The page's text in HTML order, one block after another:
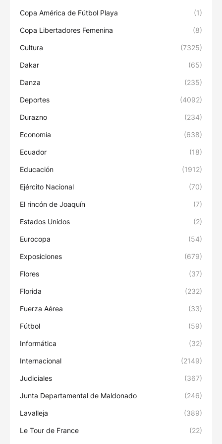
Copa América de Fútbol Playa (1)
Copa Libertadores Femenina (8)
Cultura (7325)
Dakar (65)
Danza (235)
Deportes (4092)
Durazno (234)
Economía (638)
Ecuador (18)
Educación (1912)
Ejército Nacional (70)
El rincón de Joaquín (7)
Estados Unidos (2)
Eurocopa (54)
Exposiciones (679)
Flores (37)
Florida (232)
Fuerza Aérea (33)
Fútbol (59)
Informática (32)
Internacional (2149)
Judiciales (367)
Junta Departamental de Maldonado (246)
Lavalleja (389)
Le Tour de France (22)